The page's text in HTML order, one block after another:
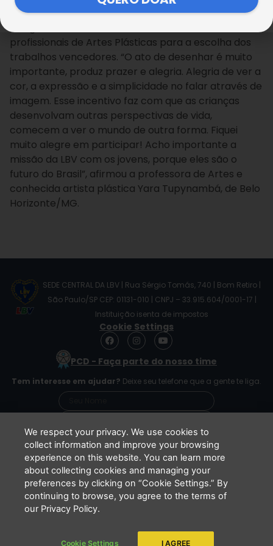
A Legião da Boa Vontade convidou renomados
profissionais de Artes Plásticas para a escolha dos
trabalhos vencedores. “O ato de desenhar é muito
importante, produz prazer e alegria. Alegria de ver a
cor, a expressão e a simplicidade no falar através de
imagem. Esse incentivo faz com que as crianças
desenvolvam outras perspectivas de vida,
comecem a ver o mundo de outra forma. Fiquei
muito alegre em participar! Acho importante a
missão da LBV com os jovens, porque eles são o
futuro do Brasil”, afirmou a professora de Artes e
conhecida artista plástica Yara Tupynambá, de Belo
Horizonte/MG.
SEDE CENTRAL DA LBV | Rua Sérgio Tomás, 740 | Bom Retiro |
São Paulo/SP CEP: 01131-010 | CNPJ – 33.915.604/0001-17 |
Instituição isenta de impostos
Cookie Settings
F
a
e
o
o
I
n
s
t
g
r
m
Y
o
t
b
e
PCD - Faça parte do nosso time
Tem interesse em ajudar? Deixe seu telefone que a gente te liga.
Li e concordo que minhas informações serão
tratadas de acordo com oAviso de Privacidade
da LBV
ENVIAR
We respect your privacy. We use cookies to
collect information and improve your browsing
experience on this website. You can learn more
about collecting cookies and managing your
preferences by clicking on “Cookie Settings.” By
continuing to browse, you agree to the terms of
our Privacy Policy.
Cookie Settings I AGREE